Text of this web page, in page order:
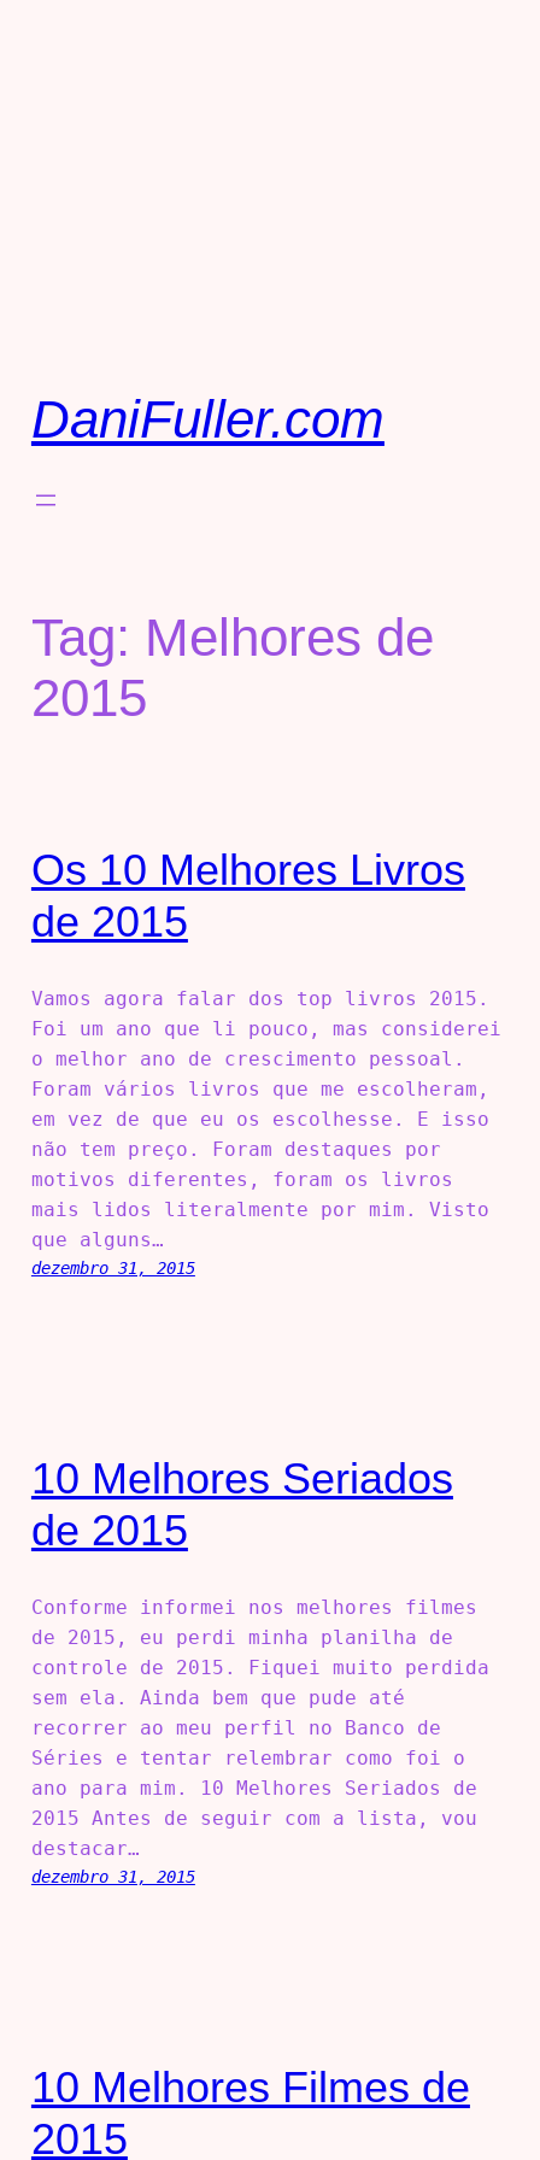
DaniFuller.com
Tag: Melhores de
2015
Os 10 Melhores Livros
de 2015
Vamos agora falar dos top livros 2015.
Foi um ano que li pouco, mas considerei
o melhor ano de crescimento pessoal.
Foram vários livros que me escolheram,
em vez de que eu os escolhesse. E isso
não tem preço. Foram destaques por
motivos diferentes, foram os livros
mais lidos literalmente por mim. Visto
que alguns…
dezembro 31, 2015
10 Melhores Seriados
de 2015
Conforme informei nos melhores filmes
de 2015, eu perdi minha planilha de
controle de 2015. Fiquei muito perdida
sem ela. Ainda bem que pude até
recorrer ao meu perfil no Banco de
Séries e tentar relembrar como foi o
ano para mim. 10 Melhores Seriados de
2015 Antes de seguir com a lista, vou
destacar…
dezembro 31, 2015
10 Melhores Filmes de
2015